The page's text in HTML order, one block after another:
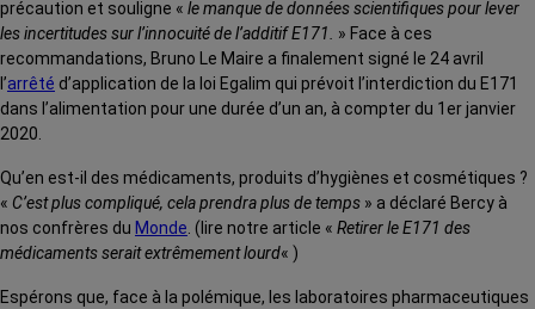
précaution et souligne « le manque de données scientifiques pour lever
les incertitudes sur l’innocuité de l’additif E171.
» Face à ces
recommandations, Bruno Le Maire a finalement signé le 24 avril
l’arrêté d’application de la loi Egalim qui prévoit l’interdiction du E171
dans l’alimentation pour une durée d’un an, à compter du 1er janvier
2020.
Qu’en est-il des médicaments, produits d’hygiènes et cosmétiques ?
« C’est plus compliqué, cela prendra plus de temps » a déclaré Bercy à
nos confrères du Monde . (lire notre article « Retirer le E171 des
médicaments serait extrêmement lourd« )
Espérons que, face à la polémique, les laboratoires pharmaceutiques